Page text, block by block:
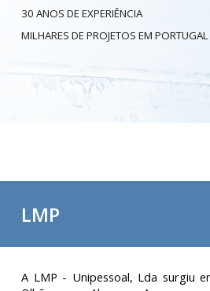
30 ANOS DE EXPERIÊNCIA
MILHARES DE PROJETOS EM
LMP
A LMP - Unipessoal, Lda surgiu